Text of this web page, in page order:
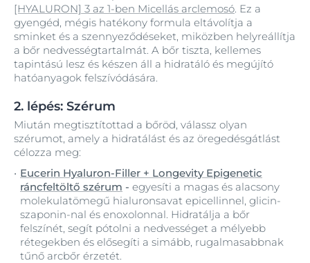
[HYALURON] 3 az 1-ben Micellás arclemosó. Ez a
gyengéd, mégis hatékony formula eltávolítja a
sminket és a szennyeződéseket, miközben helyreállítja
a bőr nedvességtartalmát. A bőr tiszta, kellemes
tapintású lesz és készen áll a hidratáló és megújító
hatóanyagok felszívódására.
2. lépés: Szérum
Miután megtisztítottad a bőröd, válassz olyan
szérumot, amely a hidratálást és az öregedésgátlást
célozza meg:
Eucerin Hyaluron-Filler + Longevity Epigenetic
ráncfeltöltő szérum - egyesíti a magas és alacsony
molekulatömegű hialuronsavat epicellinnel, glicin-
szaponin-nal és enoxolonnal. Hidratálja a bőr
felszínét, segít pótolni a nedvességet a mélyebb
rétegekben és elősegíti a simább, rugalmasabbnak
tűnő arcbőr érzetét.